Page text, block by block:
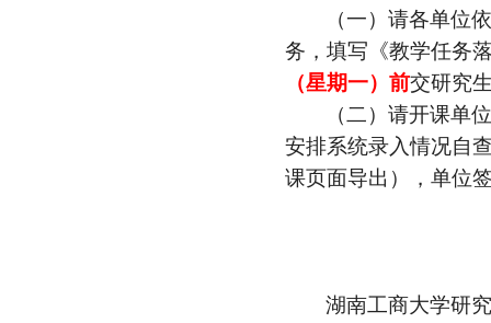
（一）请各单位
务， 填写 《教学任务
（星期一）前交研究
（二） 请开课单位
安排系统录入情况自
课页面导出 ），单位
湖南工商大学研